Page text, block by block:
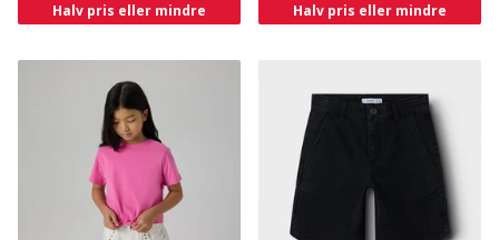
Halv pris eller mindre Halv pris eller mindre